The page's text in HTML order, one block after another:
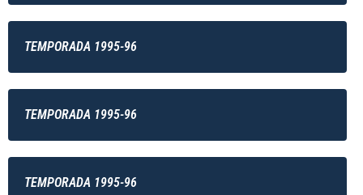
TEMPORADA 1995-96
TEMPORADA 1995-96
TEMPORADA 1995-96